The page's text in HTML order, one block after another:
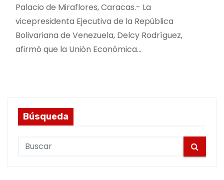
Palacio de Miraflores, Caracas.- La
vicepresidenta Ejecutiva de la República
Bolivariana de Venezuela, Delcy Rodríguez,
afirmó que la Unión Económica…
Búsqueda